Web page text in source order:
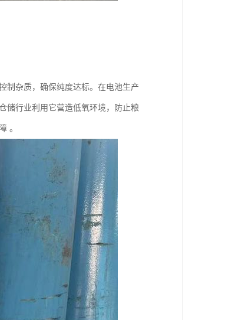
制杂质，确保纯度达标。在电池生产
储行业利用它营造低氧环境，防止粮
。​